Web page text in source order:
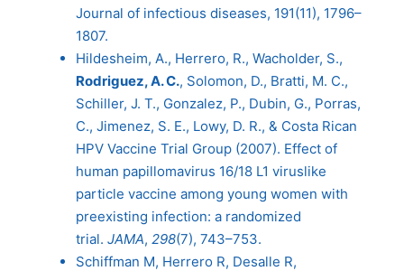
Journal of infectious diseases, 191(11), 1796–
1807.
Hildesheim, A., Herrero, R., Wacholder, S.,
Rodriguez, A. C., Solomon, D., Bratti, M. C.,
Schiller, J. T., Gonzalez, P., Dubin, G., Porras,
C., Jimenez, S. E., Lowy, D. R., & Costa Rican
HPV Vaccine Trial Group (2007). Effect of
human papillomavirus 16/18 L1 viruslike
particle vaccine among young women with
preexisting infection: a randomized
trial. JAMA, 298(7), 743–753.
Schiffman M, Herrero R, Desalle R,